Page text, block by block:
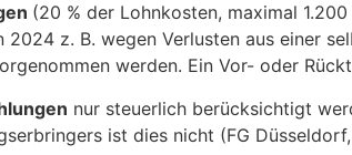
(20 % der Lohnkosten, maximal
z. B. wegen Verlusten aus einer
werden. Ein Vor- oder
nur steuerlich berücksichtigt
ist dies nicht (FG